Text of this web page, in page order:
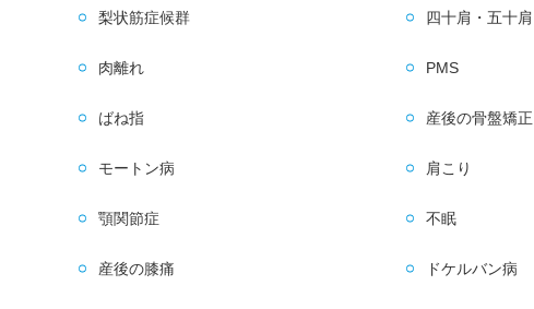
梨状筋症候群 四十肩・五十肩
肉離れ PMS
ばね指 産後の骨盤矯正
モートン病 肩こり
顎関節症 不眠
産後の膝痛 ドケルバン病